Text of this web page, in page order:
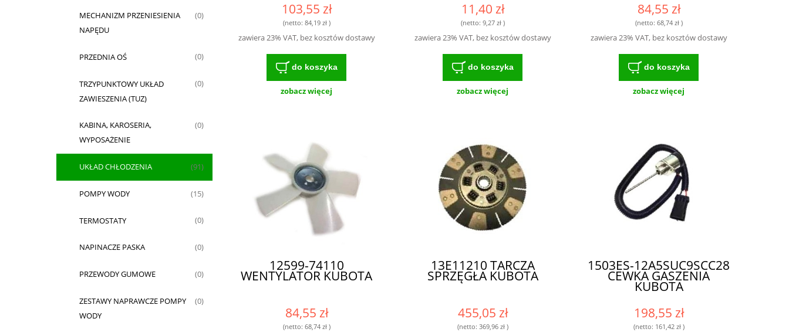
MECHANIZM PRZENIESIENIA
NAPĘDU
(0)
PRZEDNIA OŚ (0)
TRZYPUNKTOWY UKŁAD
ZAWIESZENIA (TUZ)
(0)
KABINA, KAROSERIA,
WYPOSAŻENIE
(0)
UKŁAD CHŁODZENIA (91)
POMPY WODY (15)
TERMOSTATY (0)
NAPINACZE PASKA (0)
PRZEWODY GUMOWE (0)
ZESTAWY NAPRAWCZE POMPY
WODY
(0)
103,55 zł
(netto: 84,19 zł)
zawiera 23% VAT, bez kosztów dostawy
do koszyka
zobacz więcej
11,40 zł
(netto: 9,27 zł)
zawiera 23% VAT, bez kosztów dostawy
do koszyka
zobacz więcej
84,55 zł
(netto: 68,74 zł)
zawiera 23% VAT, bez kosztów dostawy
do koszyka
zobacz więcej
12599-74110
WENTYLATOR KUBOTA
84,55 zł
(netto: 68,74 zł)
13E11210 TARCZA
SPRZĘGŁA KUBOTA
455,05 zł
(netto: 369,96 zł)
1503ES-12A5SUC9SCC28
CEWKA GASZENIA
KUBOTA
198,55 zł
(netto: 161,42 zł)